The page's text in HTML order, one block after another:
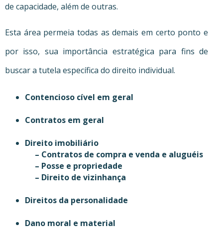
de capacidade, além de outras.
Esta área permeia todas as demais em certo ponto e
por isso, sua importância estratégica para fins de
buscar a tutela específica do direito individual.
Contencioso cível em geral
Contratos em geral
Direito imobiliário
– Contratos de compra e venda e aluguéis
– Posse e propriedade
– Direito de vizinhança
Direitos da personalidade
Dano moral e material